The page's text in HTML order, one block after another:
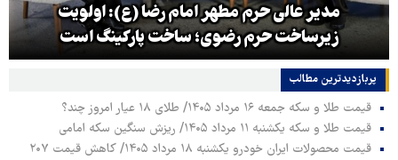
مدیر عالی حرم مطهر امام رضا (ع): اولویت
زیرساخت حرم رضوی؛ ساخت پارکینگ است
پربازدیدترین‌ مطالب
قیمت طلا و سکه جمعه ۱۶ مرداد ۱۴۰۵/ طلای ۱۸ عیار امروز چند؟
قیمت طلا و سکه یکشنبه ۱۱ مرداد ۱۴۰۵/ ریزش سنگین سکه امامی
قیمت محصولات ایران خودرو یکشنبه ۱۸ مرداد ۱۴۰۵/ کاهش قیمت ۲۰۷